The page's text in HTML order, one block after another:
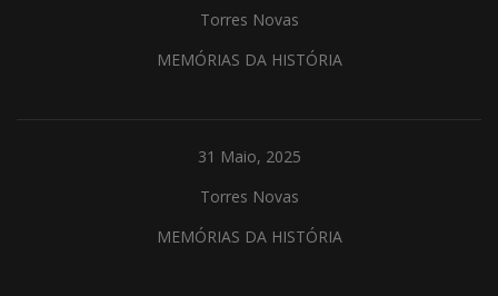
Torres Novas
MEMÓRIAS DA HISTÓRIA
31 Maio, 2025
Torres Novas
MEMÓRIAS DA HISTÓRIA